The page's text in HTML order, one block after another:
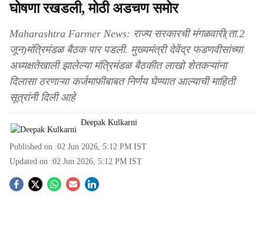
घोषणा रखडली, मोठी अडचण समोर
Maharashtra Farmer News: राज्य सरकारची मंगळवारी(ता.2
जून)मंत्रिमंडळ बैठक पार पडली. मुख्यमंत्री देवेंद्र फडणवीसांच्या
अध्यक्षतेखाली झालेल्या मंत्रिमंडळ बैठकीत लाखो शेतकऱ्यांना
दिलासा ठरणाऱ्या कर्जमाफीबाबत निर्णय घेण्यात आल्याची माहिती
सूत्रांनी दिली आहे
Deepak Kulkarni
Published on :02 Jun 2026, 5:12 PM IST
Updated on :02 Jun 2026, 5:12 PM IST
S